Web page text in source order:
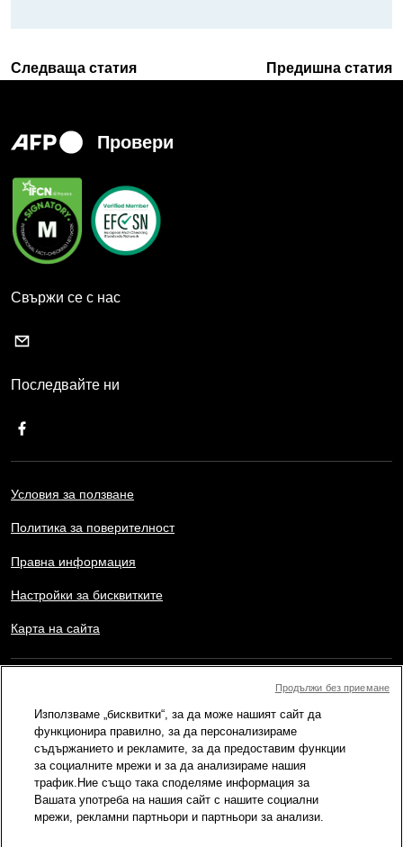
Следваща статия Предишна статия
Провери
Свържи се с нас
Последвайте ни
Условия за ползване
Политика за поверителност
Правна информация
Настройки за бисквитките
Карта на сайта
Copyright © AFP 2017-2026. Всички права запазени.
този уебсайт, както и да използват наличните функции за
споделяне за лични, частни и нетърговски цели. Всяка друга
употреба, в частност възпроизвеждане, публично предаване
или разпостранение на съдържанието на този уебсайт, изцяло
или частично, с каквато и да е друга цел и/или по какъвто и да
е начин, без конкретно лицензионно споразумение подписано
с AFP, е строго забранено. Външното съдържание, което е
показано или включено чрез линкове в съдържанието на
Използваме „бисквитки“, за да може нашият сайт да
функционира правилно, за да персонализираме
съдържанието и рекламите, за да предоставим функции
за социалните мрежи и за да анализираме нашия
трафик.Ние също така споделяме информация за
Вашата употреба на нашия сайт с нашите социални
мрежи, рекламни партньори и партньори за анализи.
Продължи без приемане